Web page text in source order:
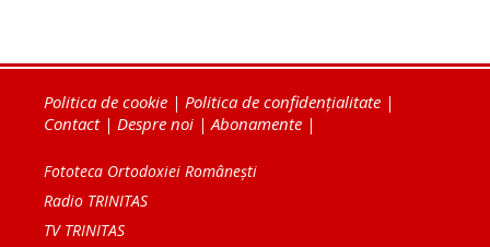
Politica de cookie | Politica de confidențialitate |
Contact| Despre noi | Abonamente |
Fototeca Ortodoxiei Românești
Radio TRINITAS
TV TRINITAS